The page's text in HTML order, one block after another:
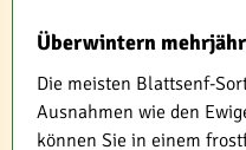
Überwintern
Die meisten Blattsenf-
Ausnahmen wie den
können Sie in einem